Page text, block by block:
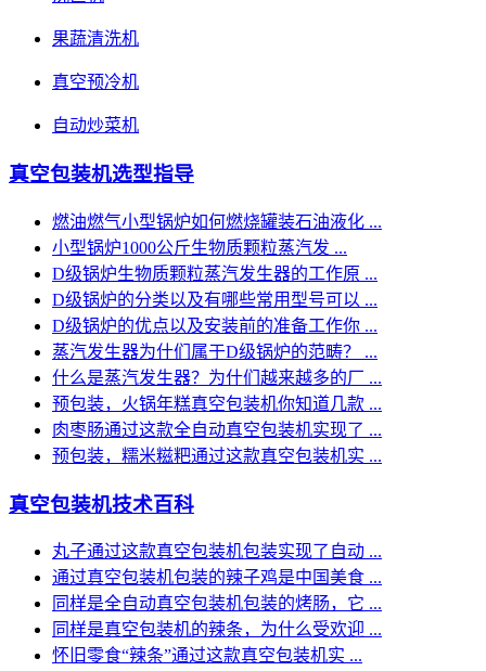
果蔬清洗机
真空预冷机
自动炒菜机
真空包装机选型指导
燃油燃气小型锅炉如何燃烧罐装石油液化 ...
小型锅炉1000公斤生物质颗粒蒸汽发 ...
D级锅炉生物质颗粒蒸汽发生器的工作原 ...
D级锅炉的分类以及有哪些常用型号可以 ...
D级锅炉的优点以及安装前的准备工作你 ...
蒸汽发生器为什们属于D级锅炉的范畴？ ...
什么是蒸汽发生器？为什们越来越多的厂 ...
预包装，火锅年糕真空包装机你知道几款 ...
肉枣肠通过这款全自动真空包装机实现了 ...
预包装，糯米糍粑通过这款真空包装机实 ...
真空包装机技术百科
丸子通过这款真空包装机包装实现了自动 ...
通过真空包装机包装的辣子鸡是中国美食 ...
同样是全自动真空包装机包装的烤肠，它 ...
同样是真空包装机的辣条，为什么受欢迎 ...
怀旧零食“辣条”通过这款真空包装机实 ...